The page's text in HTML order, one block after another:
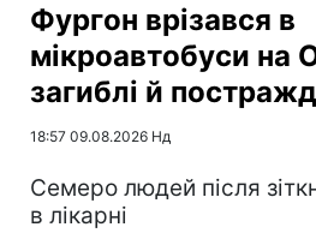
Фургон врізався в
мікроавтобуси на
загиблі й
18:57 09.08.2026 Нд
Cемеро людей після
в лікарні